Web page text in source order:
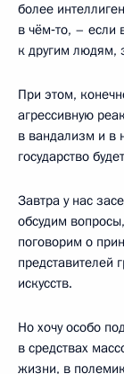
более
в чём‑то, – если
к другим людям,
При этом,
агрессивную
в вандализм и в
государство
Завтра у нас
обсудим
поговорим о
представителей
искусств.
Но хочу особо
в средствах
жизни, в